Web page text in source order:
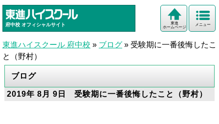
府中校 オフィシャルサイト メニュー
東進
ホームページ
東進ハイスクール 府中校 » ブログ » 受験期に一番後悔したこ
と（野村）
ブログ
2019年 8月 9日 受験期に一番後悔したこと（野村）